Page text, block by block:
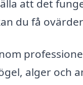
att det
du få
alger och